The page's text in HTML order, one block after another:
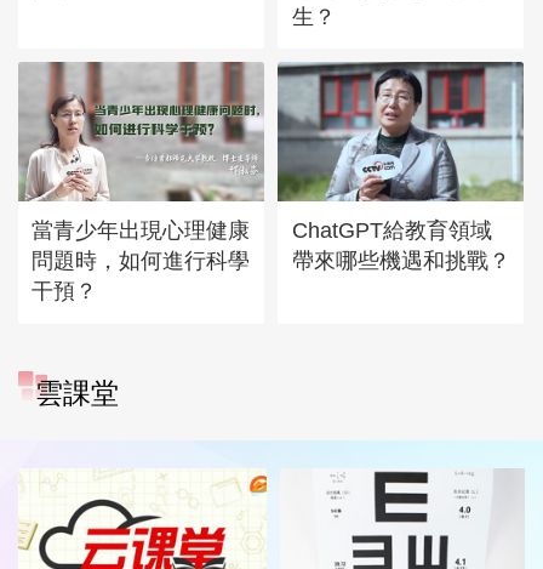
生？
當青少年出現心理健康
問題時，如何進行科學
干預？
ChatGPT給教育領域
帶來哪些機遇和挑戰？
雲課堂